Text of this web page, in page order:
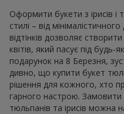
Оформити букети з ірисів
стилі – від
відтінків дозволяє
квітів, який пасує під будь-
подарунок на 8 Березня,
дивно, що купити букет
рішення для кожного, хто
гарного настрою. Замовити
тюльпанів та ірисів можна